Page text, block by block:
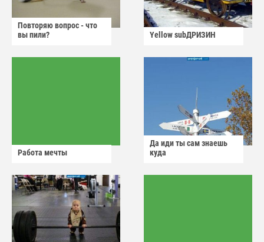
Повторяю вопрос - что
вы пили?
Yellow subДРИЗИН
Работа мечты
Да иди ты сам знаешь
куда